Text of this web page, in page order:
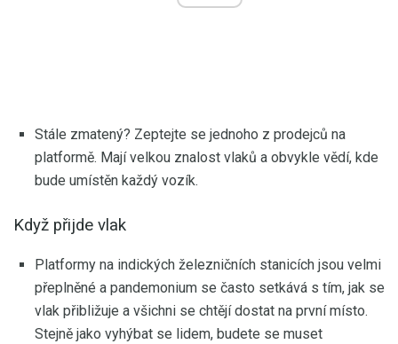
Stále zmatený? Zeptejte se jednoho z prodejců na
platformě. Mají velkou znalost vlaků a obvykle vědí, kde
bude umístěn každý vozík.
Když přijde vlak
Platformy na indických železničních stanicích jsou velmi
přeplněné a pandemonium se často setkává s tím, jak se
vlak přibližuje a všichni se chtějí dostat na první místo.
Stejně jako vyhýbat se lidem, budete se muset